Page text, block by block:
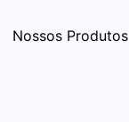
Nossos Produtos